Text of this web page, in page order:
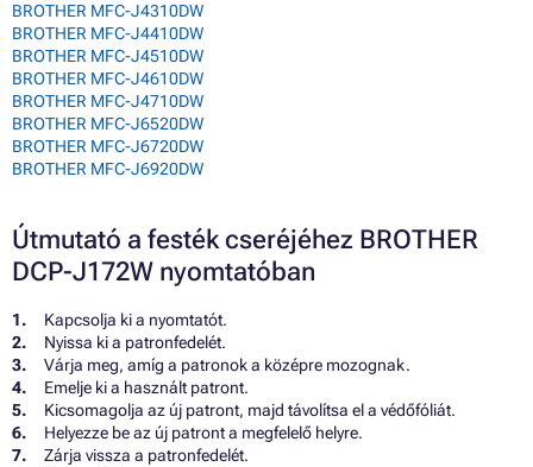
BROTHER MFC-J4310DW
BROTHER MFC-J4410DW
BROTHER MFC-J4510DW
BROTHER MFC-J4610DW
BROTHER MFC-J4710DW
BROTHER MFC-J6520DW
BROTHER MFC-J6720DW
BROTHER MFC-J6920DW
Útmutató a festék cseréjéhez BROTHER
DCP-J172W nyomtatóban
Kapcsolja ki a nyomtatót.
Nyissa ki a patronfedelét.
Várja meg, amíg a patronok a középre mozognak.
Emelje ki a használt patront.
Kicsomagolja az új patront, majd távolítsa el a védőfóliát.
Helyezze be az új patront a megfelelő helyre.
Zárja vissza a patronfedelét.